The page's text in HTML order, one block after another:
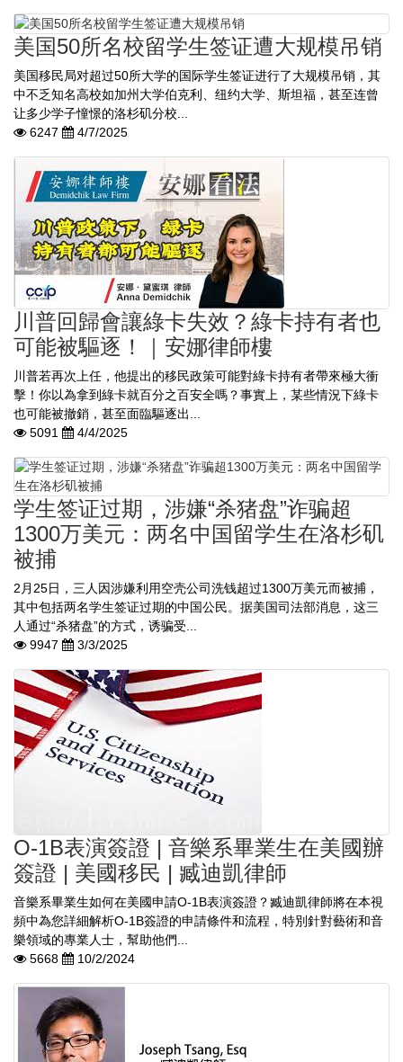
美国50所名校留学生签证遭大规模吊销
美国移民局对超过50所大学的国际学生签证进行了大规模吊销，其
中不乏知名高校如加州大学伯克利、纽约大学、斯坦福，甚至连曾
让多少学子憧憬的洛杉矶分校...
6247
4/7/2025
川普回歸會讓綠卡失效？綠卡持有者也
可能被驅逐！｜安娜律師樓
川普若再次上任，他提出的移民政策可能對綠卡持有者帶來極大衝
擊！你以為拿到綠卡就百分之百安全嗎？事實上，某些情況下綠卡
也可能被撤銷，甚至面臨驅逐出...
5091
4/4/2025
学生签证过期，涉嫌“杀猪盘”诈骗超
1300万美元：两名中国留学生在洛杉矶
被捕
2月25日，三人因涉嫌利用空壳公司洗钱超过1300万美元而被捕，
其中包括两名学生签证过期的中国公民。据美国司法部消息，这三
人通过“杀猪盘”的方式，诱骗受...
9947
3/3/2025
O-1B表演簽證 | 音樂系畢業生在美國辦
簽證 | 美國移民 | 臧迪凱律師
音樂系畢業生如何在美國申請O-1B表演簽證？臧迪凱律師將在本視
頻中為您詳細解析O-1B簽證的申請條件和流程，特別針對藝術和音
樂領域的專業人士，幫助他們...
5668
10/2/2024